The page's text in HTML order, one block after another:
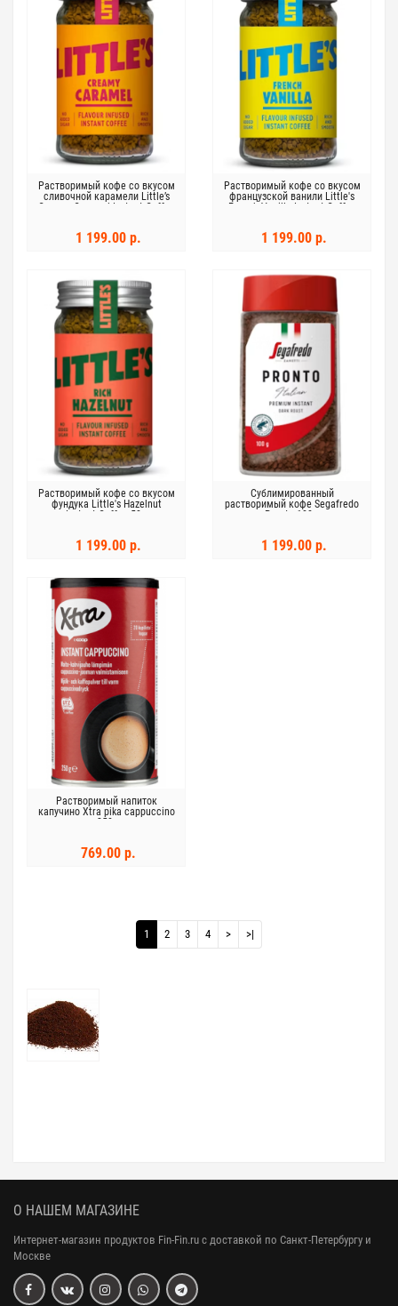
Растворимый кофе со вкусом
сливочной карамели Little’s
Creamy Caramel Instant Coffee
1 199.00 р.
Растворимый кофе со вкусом
французской ванили Little's
French Vanilla Instant Coffee
1 199.00 р.
Растворимый кофе со вкусом
фундука Little's Hazelnut
Instant Coffee 50 г
1 199.00 р.
Сублимированный
растворимый кофе Segafredo
Pronto 100 г
1 199.00 р.
Растворимый напиток
капучино Xtra pika cappuccino
250г
769.00 р.
1 2 3 4 > >|
О НАШЕМ МАГАЗИНЕ
Интернет-магазин продуктов Fin-Fin.ru с доставкой по Санкт-Петербургу и
Москве